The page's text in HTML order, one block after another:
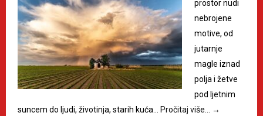
prostor nudi
nebrojene
motive, od
jutarnje
magle iznad
polja i žetve
pod ljetnim
suncem do ljudi, životinja, starih kuća…
Pročitaj više… →